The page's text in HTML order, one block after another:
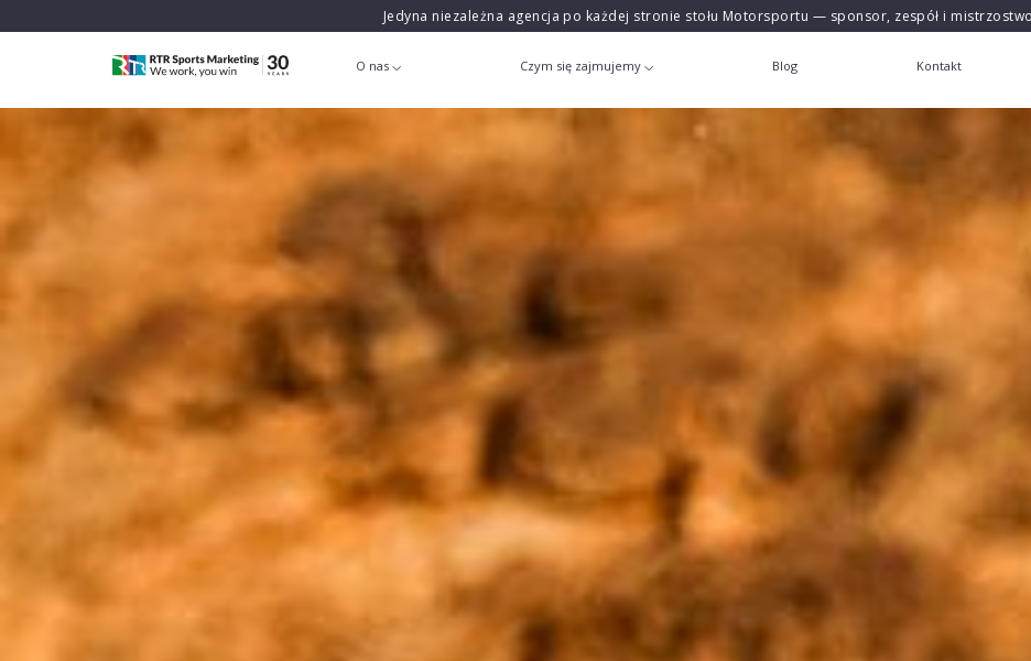
Jedyna niezależna agencja po każdej stronie stołu Motorsportu — sponsor, zespół i
O nas Czym się zajmujemy Blog Kontakt